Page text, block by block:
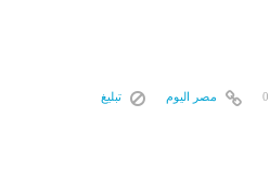
مصر اليوم تبليغ